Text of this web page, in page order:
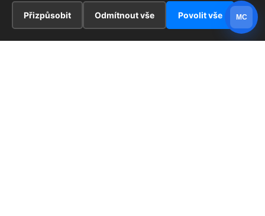
Přizpůsobit Odmítnout vše Povolit vše MC